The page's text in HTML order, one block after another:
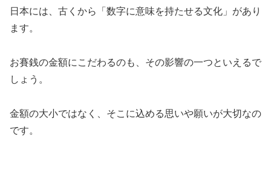
日本には、古くから「数字に意味を持たせる文化」があり
ます。
お賽銭の金額にこだわるのも、その影響の一つといえるで
しょう。
金額の大小ではなく、そこに込める思いや願いが大切なの
です。